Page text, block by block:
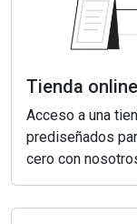
Tienda
Acceso a una
prediseñados
cero con